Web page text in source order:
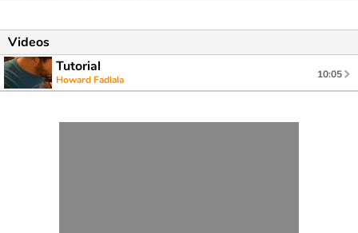
Videos
Tutorial
Howard Fadlala 10:05